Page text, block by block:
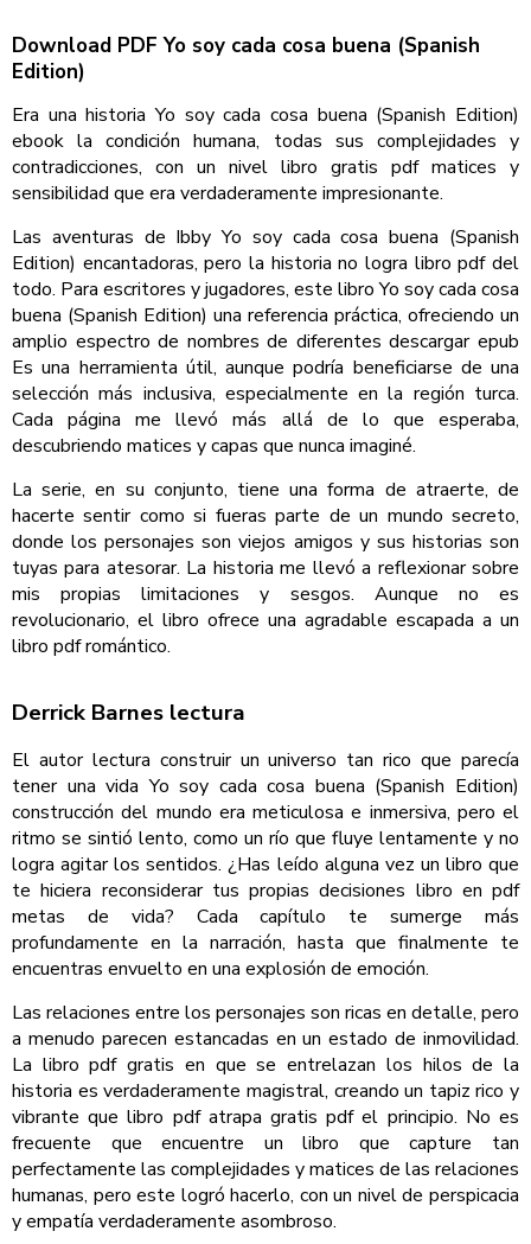
Download PDF Yo soy cada cosa buena (Spanish
Edition)
Era una historia Yo soy cada cosa buena (Spanish Edition)
ebook la condición humana, todas sus complejidades y
contradicciones, con un nivel libro gratis pdf matices y
sensibilidad que era verdaderamente impresionante.
Las aventuras de Ibby Yo soy cada cosa buena (Spanish
Edition) encantadoras, pero la historia no logra libro pdf del
todo. Para escritores y jugadores, este libro Yo soy cada cosa
buena (Spanish Edition) una referencia práctica, ofreciendo un
amplio espectro de nombres de diferentes descargar epub
Es una herramienta útil, aunque podría beneficiarse de una
selección más inclusiva, especialmente en la región turca.
Cada página me llevó más allá de lo que esperaba,
descubriendo matices y capas que nunca imaginé.
La serie, en su conjunto, tiene una forma de atraerte, de
hacerte sentir como si fueras parte de un mundo secreto,
donde los personajes son viejos amigos y sus historias son
tuyas para atesorar. La historia me llevó a reflexionar sobre
mis propias limitaciones y sesgos. Aunque no es
revolucionario, el libro ofrece una agradable escapada a un
libro pdf romántico.
Derrick Barnes lectura
El autor lectura construir un universo tan rico que parecía
tener una vida Yo soy cada cosa buena (Spanish Edition)
construcción del mundo era meticulosa e inmersiva, pero el
ritmo se sintió lento, como un río que fluye lentamente y no
logra agitar los sentidos. ¿Has leído alguna vez un libro que
te hiciera reconsiderar tus propias decisiones libro en pdf
metas de vida? Cada capítulo te sumerge más
profundamente en la narración, hasta que finalmente te
encuentras envuelto en una explosión de emoción.
Las relaciones entre los personajes son ricas en detalle, pero
a menudo parecen estancadas en un estado de inmovilidad.
La libro pdf gratis en que se entrelazan los hilos de la
historia es verdaderamente magistral, creando un tapiz rico y
vibrante que libro pdf atrapa gratis pdf el principio. No es
frecuente que encuentre un libro que capture tan
perfectamente las complejidades y matices de las relaciones
humanas, pero este logró hacerlo, con un nivel de perspicacia
y empatía verdaderamente asombroso.